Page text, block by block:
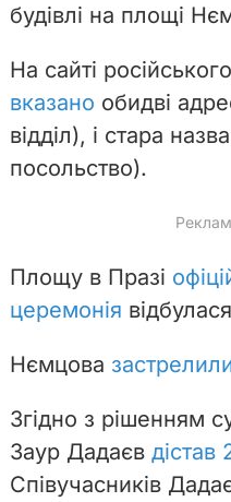
будівлі на площі
На сайті
вказано обидві
відділ), і стара
посольство).
Площу в Празі
церемонія
Нємцова
Згідно з рішенням
Заур Дадаєв дістав
Співучасників